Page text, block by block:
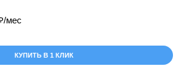
/мес
КУПИТЬ В 1 КЛИК